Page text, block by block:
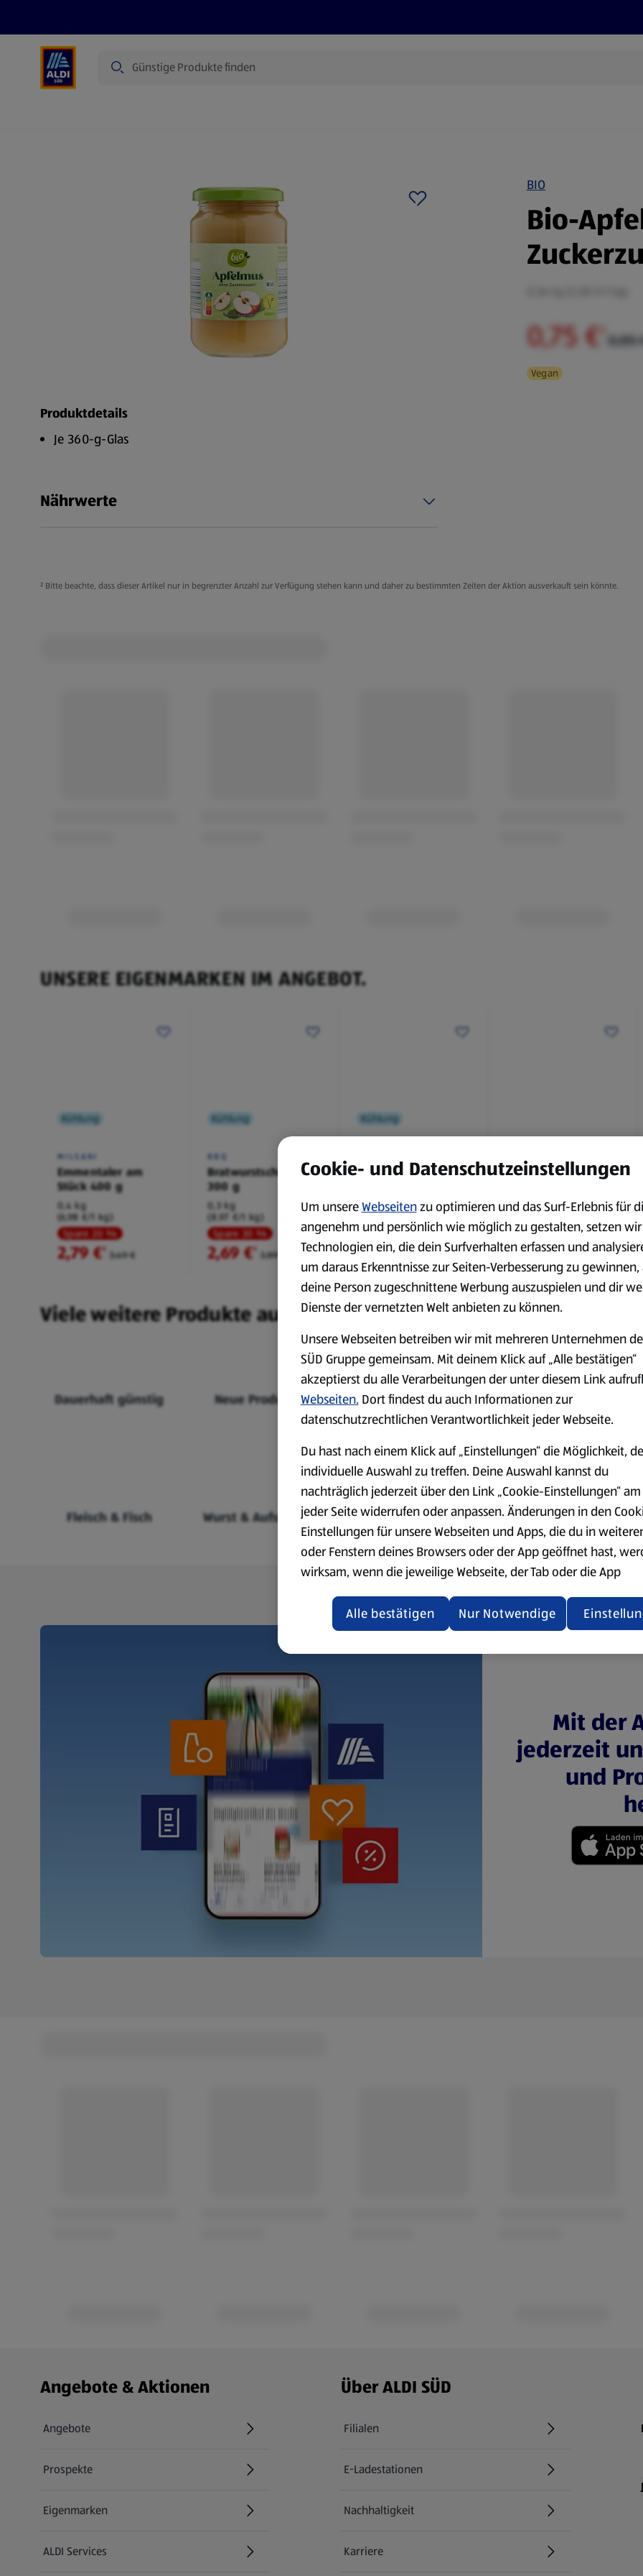
BIO
Bio-
0,75 € 0,85
Vegan
Produktdetails
Je 360-g-Glas
Nährwerte
² Bitte beachte, dass dieser Artikel nur in begrenzter Anzahl zur Verfügung stehen kann und daher zu bestimmten Zeiten der Aktion ausverkauft sein könnte.
UNSERE EIGENMARKEN IM ANGEBOT.
Kühlung
MILSANI
Emmentaler am
Stück 400 g
0,4 kg
(6,98 €/1 kg)
Spare 20 %
2,79 €² 3,49 €
Kühlung
BBQ
Bratwurstschnecke
300 g
0,3 kg
(8,97 €/1 kg)
Spare 30 %
2,69 €² 3,89 €
Kühlung
Laugenbaguette mit
0,18 kg
(4,51 €/1 kg)
Spare 38 %
0,79 €² 1,29 €
Bianco Toscana IGT
0,75 l
Spare 20 %
2,79 €² 3,49 €
Viele weitere Produkte aus unserem Sortiment.
Dauerhaft günstig Neue Produkte Markenprodukte Bio-Produkte
Fleisch & Fisch Wurst & Aufschnitt Käse
Milchprodukte &
Eier
Mit der
jederzeit
und
Fußzeilenmenü - weitere Links
Angebote & Aktionen
Angebote
Prospekte
Eigenmarken
ALDI Services
Über ALDI SÜD
Filialen
E-Ladestationen
Nachhaltigkeit
Karriere
Cookie- und Datenschutzeinstellungen
Um unsereWebseitenzu optimieren und das Surf-Erlebnis für
angenehm und persönlich wie möglich zu gestalten, setzen wir
Technologien ein, die dein Surfverhalten erfassen und
um daraus Erkenntnisse zur Seiten-Verbesserung zu gewinnen,
deine Person zugeschnittene Werbung auszuspielen und dir
Dienste der vernetzten Welt anbieten zu können.
Unsere Webseiten betreiben wir mit mehreren Unternehmen
SÜD Gruppe gemeinsam. Mit deinem Klick auf „Alle bestätigen“
akzeptierst du alle Verarbeitungen der unter diesem Link
Webseiten. Dort findest du auch Informationen zur
datenschutzrechtlichen Verantwortlichkeit jeder Webseite.
Du hast nach einem Klick auf „Einstellungen“ die Möglichkeit,
individuelle Auswahl zu treffen. Deine Auswahl kannst du
nachträglich jederzeit über den Link „Cookie-Einstellungen“
jeder Seite widerrufen oder anpassen. Änderungen in den
Einstellungen für unsere Webseiten und Apps, die du in
oder Fenstern deines Browsers oder der App geöffnet hast,
wirksam, wenn die jeweilige Webseite, der Tab oder die App
aktualisiert oder geschlossen und anschließend wieder geöffnet
Übersicht der Webseitenbetreiber und Datenschutzerklärungen
Nur Notwendige
Alle bestätigen